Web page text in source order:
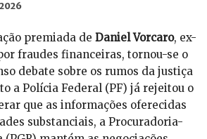
premiada de Daniel Vorcaro, ex-
fraudes financeiras, tornou-se o
debate sobre os rumos da justiça
a Polícia Federal (PF) já rejeitou o
que as informações oferecidas
substanciais, a Procuradoria-